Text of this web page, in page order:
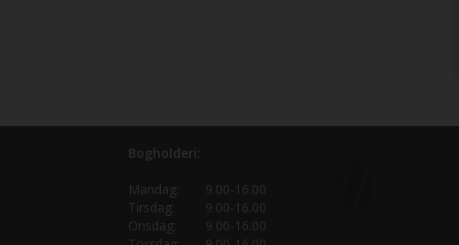
Bogholderi:
Mandag:
9.00-16.00
Tirsdag:
9.00-16.00
Onsdag:
9.00-16.00